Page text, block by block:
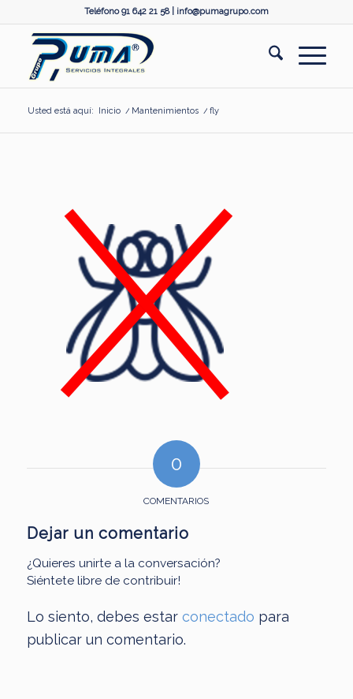
Teléfono 91 642 21 58 | info@pumagrupo.com
Usted está aquí: Inicio / Mantenimientos / fly
0
COMENTARIOS
Dejar un comentario
¿Quieres unirte a la conversación?
Siéntete libre de contribuir!
Lo siento, debes estar conectado para
publicar un comentario.